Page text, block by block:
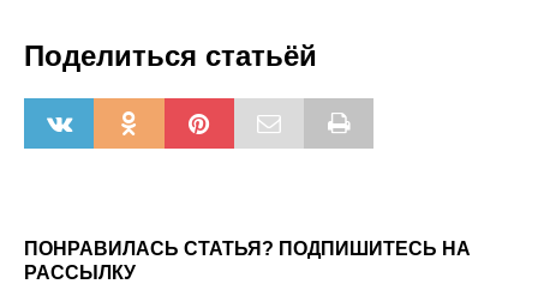
Поделиться статьёй
ПОНРАВИЛАСЬ СТАТЬЯ? ПОДПИШИТЕСЬ НА
РАССЫЛКУ